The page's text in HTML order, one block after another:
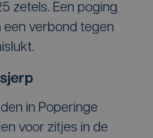
zetels. Een poging
een verbond tegen
in Poperinge
voor zitjes in de